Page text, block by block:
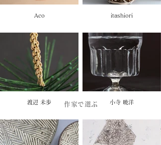
籐細工
Aco itashiori
渡辺 未歩 小寺 暁洋
作家で選ぶ